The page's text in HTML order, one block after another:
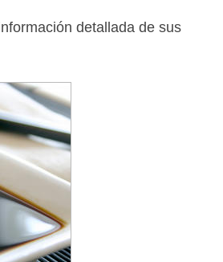
detallada de sus